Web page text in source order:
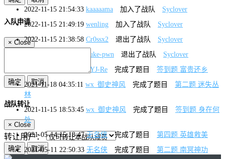
2022-11-15 21:54:33 kaaaaama 加入了战队
Syclover
2022-11-15 21:49:19 wenling 加入了战队
Syclover
2022-11-15 21:38:58 Cr0ssx2 退出了战队
Syclover
duke-pwn 退出了战队
Syclover
SYJ-Re 完成了题目
签到题 富贵还乡
2021-11-18 04:35:11 wx_御史神风 完成了题目
第二题 迷失丛
林
2021-11-15 18:53:45 wx_御史神风 完成了题目
签到题 身在何
处
2021-05-14 15:18:47 无名侠 完成了题目
第四题 英雄救美
2021-05-11 22:50:33 无名侠 完成了题目
第二题 南冥神功
入队申请
× Close
战队转让
× Close
转让用户：